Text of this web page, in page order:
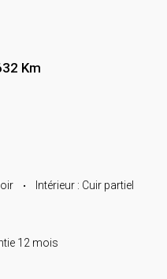
Km
• Intérieur : Cuir partiel
12 mois